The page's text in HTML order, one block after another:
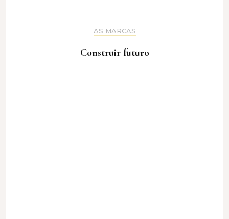
AS MARCAS
Construir futuro